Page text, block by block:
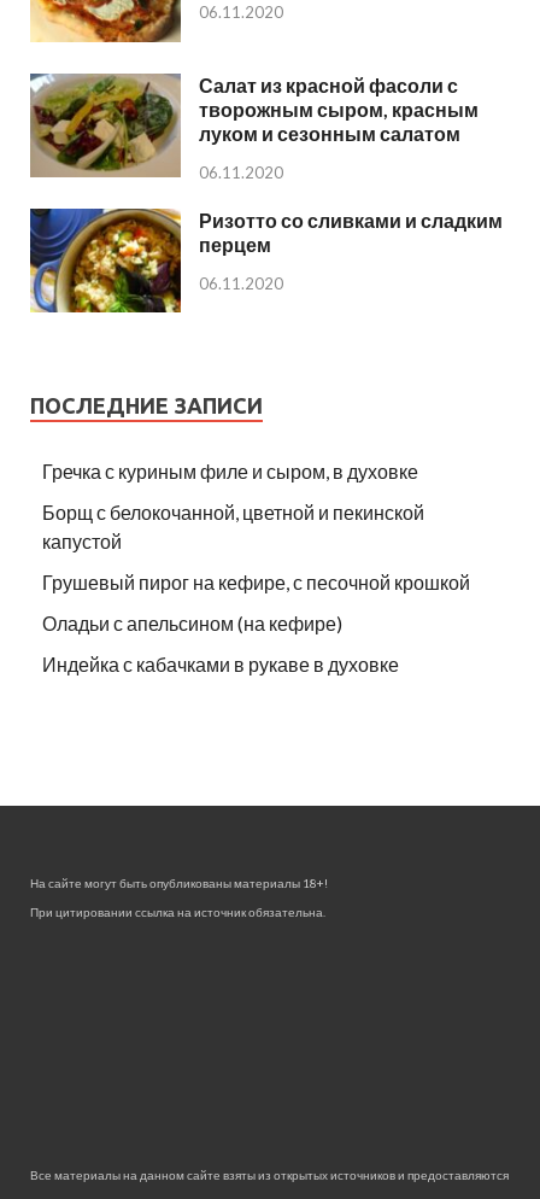
06.11.2020
Салат из красной фасоли с
творожным сыром, красным
луком и сезонным салатом
06.11.2020
Ризотто со сливками и сладким
перцем
06.11.2020
ПОСЛЕДНИЕ ЗАПИСИ
Гречка с куриным филе и сыром, в духовке
Борщ с белокочанной, цветной и пекинской
капустой
Грушевый пирог на кефире, с песочной крошкой
Оладьи с апельсином (на кефире)
Индейка с кабачками в рукаве в духовке
На сайте могут быть опубликованы материалы 18+!
При цитировании ссылка на источник обязательна.
Все материалы на данном сайте взяты из открытых источников и предоставляются